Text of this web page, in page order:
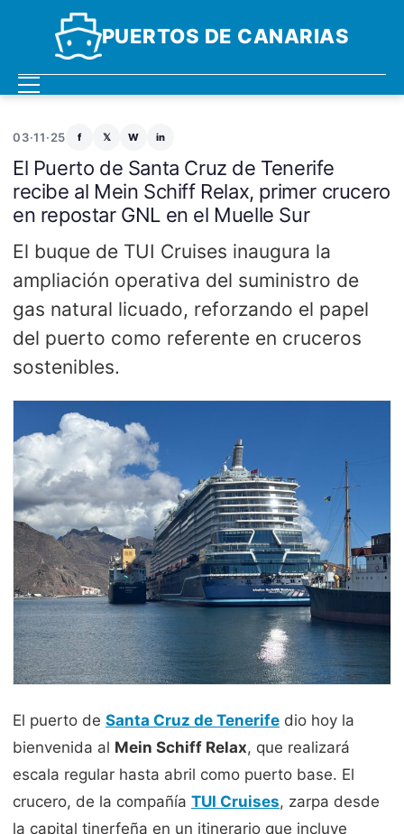
PUERTOS DE CANARIAS
03·11·25 f 𝕏 W in
El Puerto de Santa Cruz de Tenerife
recibe al Mein Schiff Relax, primer crucero
en repostar GNL en el Muelle Sur
El buque de TUI Cruises inaugura la
ampliación operativa del suministro de
gas natural licuado, reforzando el papel
del puerto como referente en cruceros
sostenibles.
El puerto de Santa Cruz de Tenerife dio hoy la
bienvenida al Mein Schiff Relax, que realizará
escala regular hasta abril como puerto base. El
crucero, de la compañía TUI Cruises, zarpa desde
la capital tinerfeña en un itinerario que incluye